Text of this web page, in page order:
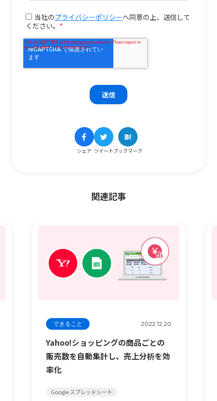
シェア ツイートブックマーク
関連記事
できること 2022.12.20
Yahoo!ショッピングの商品ごとの
販売数を自動集計し、売上分析を効
率化
Google スプレッドシート